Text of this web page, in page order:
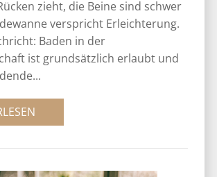
zieht, die Beine sind schwer
verspricht Erleichterung.
Baden in der
ist grundsätzlich erlaubt und